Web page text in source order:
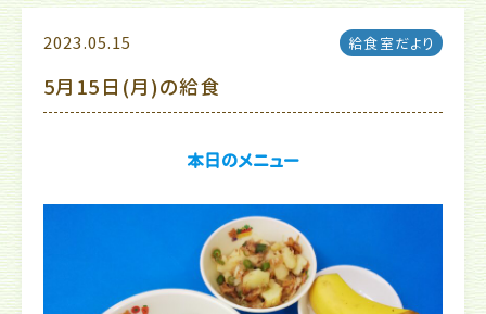
2023.05.15 給食室だより
5月15日(月)の給食
本日のメニュー